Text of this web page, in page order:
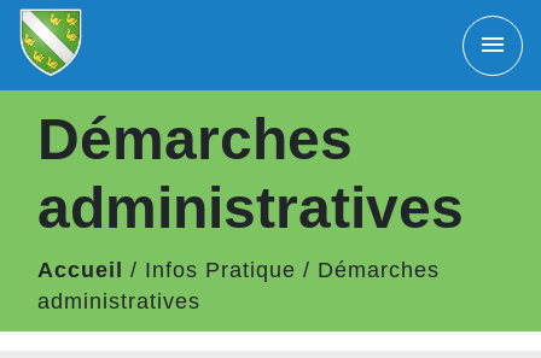
menu
Démarches
administratives
Accueil / Infos Pratique / Démarches
administratives